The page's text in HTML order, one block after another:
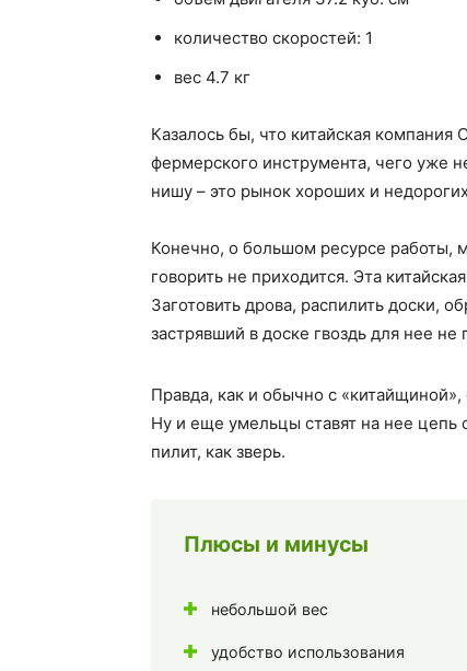
количество скоростей: 1
вес 4.7 кг
Казалось бы, что китайская
фермерского инструмента, чего уже
нишу – это рынок хороших и
Конечно, о большом ресурсе работы,
говорить не приходится. Эта
Заготовить дрова, распилить доски,
застрявший в доске гвоздь для нее не
Правда, как и обычно с
Ну и еще умельцы ставят на нее цепь
пилит, как зверь.
Плюсы и минусы
небольшой вес
удобство использования